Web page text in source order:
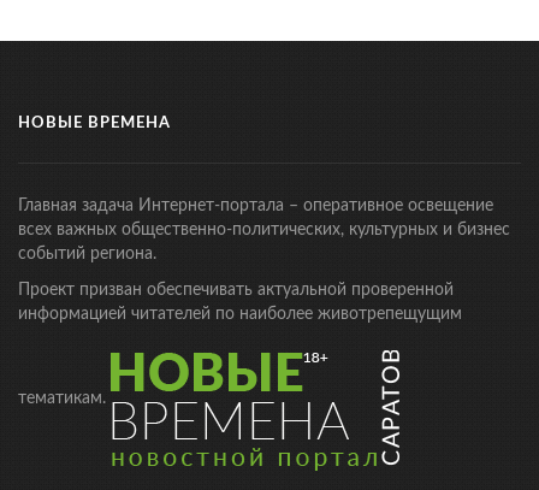
НОВЫЕ ВРЕМЕНА
Главная задача Интернет-портала – оперативное освещение
всех важных общественно-политических, культурных и бизнес
событий региона.
Проект призван обеспечивать актуальной проверенной
информацией читателей по наиболее животрепещущим
тематикам.